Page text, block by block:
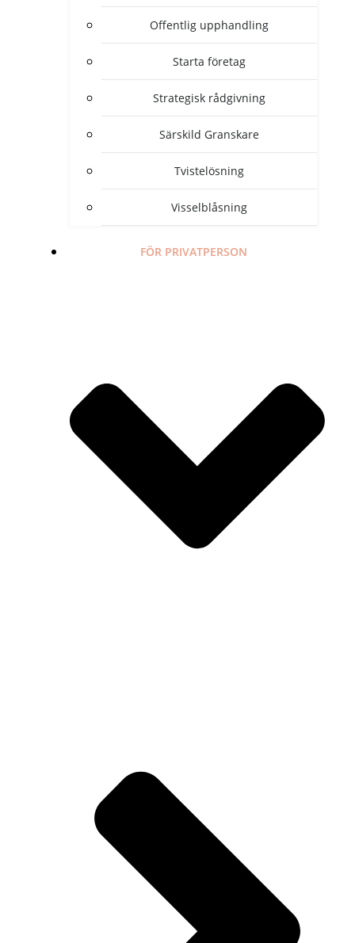
Offentlig upphandling
Starta företag
Strategisk rådgivning
Särskild Granskare
Tvistelösning
Visselblåsning
FÖR PRIVATPERSON